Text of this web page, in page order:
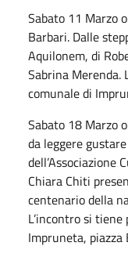
Sabato 11 Marzo
Barbari. Dalle
Aquilonem, di
Sabrina Merenda.
comunale di
Sabato 18 Marzo
da leggere
dell’Associazione
Chiara Chiti
centenario della
L’incontro si
Impruneta,